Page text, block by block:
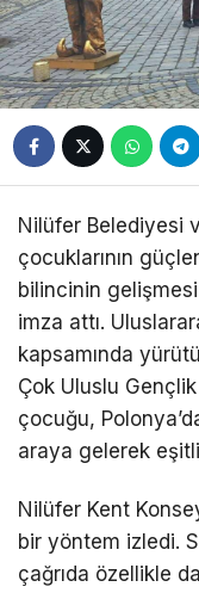
Nilüfer Belediyesi
çocuklarının
bilincinin
imza attı.
kapsamında
Çok Uluslu
çocuğu,
araya gelerek
Nilüfer Kent
bir yöntem izledi.
çağrıda özellikle